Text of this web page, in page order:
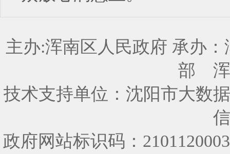
主办:浑南区人民政府 承办
部
技术支持单位：沈阳市大数
政府网站标识码：